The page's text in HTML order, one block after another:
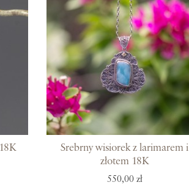
Srebrny wisiorek z larimarem i
złotem 18K
550,00 zł